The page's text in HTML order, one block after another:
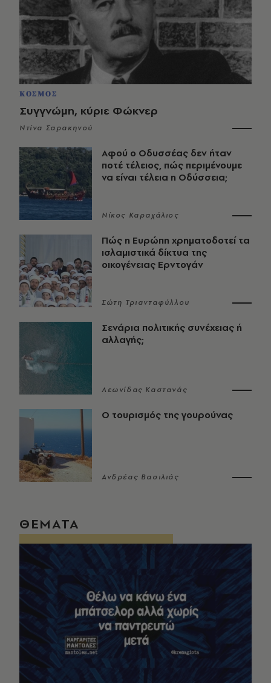
ΚΟΣΜΟΣ
Συγγνώμη, κύριε Φώκνερ
Ντίνα Σαρακηνού
Αφού ο Οδυσσέας δεν ήταν
ποτέ τέλειος, πώς περιμένουμε
να είναι τέλεια η Οδύσσεια;
Νίκος Καραχάλιος
Πώς η Ευρώπη χρηματοδοτεί τα
ισλαμιστικά δίκτυα της
οικογένειας Ερντογάν
Σώτη Τριανταφύλλου
Σενάρια πολιτικής συνέχειας ή
αλλαγής;
Λεωνίδας Καστανάς
Ο τουρισμός της γουρούνας
Ανδρέας Βασιλιάς
ΘΕΜΑΤΑ